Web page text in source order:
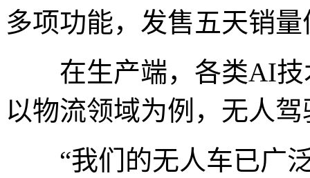
多项功能，发售五天销
在生产端，各类AI技
以物流领域为例，无人
“我们的无人车已广泛